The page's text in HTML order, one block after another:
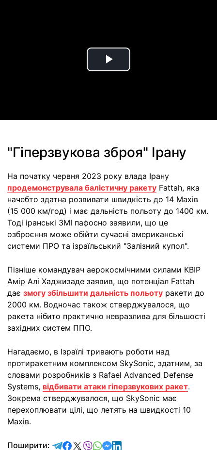
Play
"Гіперзвукова зброя" Ірану
На початку червня 2023 року влада Ірану
продемонструвала балістичну ракету Fattah, яка
начебто здатна розвивати швидкість до 14 Махів
(15 000 км/год) і має дальність польоту до 1400 км.
Тоді іранські ЗМІ пафосно заявили, що це
озброєння може обійти сучасні американські
системи ПРО та ізраїльський "Залізний купол".
Пізніше командувач аерокосмічними силами КВІР
Амір Алі Хаджизаде заявив, що потенціал Fattah
дає змогу збільшити дальність польоту ракети до
2000 км. Водночас також стверджувалося, що
ракета нібито практично невразлива для більшості
західних систем ППО.
Нагадаємо, в Ізраїлі тривають роботи над
протиракетним комплексом SkySonic, здатним, за
словами розробників з Rafael Advanced Defense
Systems, відбивати атаки гіперзвукових ракет.
Зокрема стверджувалося, що SkySonic має
перехоплювати цілі, що летять на швидкості 10
Махів.
Поширити: відправити у Telegram
поділитись у Facebook
поділитись у X
відправити у Viber
відправити у Whatsapp
відправити у Messenger
відправити у LinkedIn